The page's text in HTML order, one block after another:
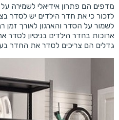
מדפים הם פתרון אידיאלי לשמירה
לזכור כי את חדר הילדים יש לסדר
לשמור על הסדר והארגון לאורך זמן
ארוכות בחדר הילדים בניסיון
גדלים הם צריכים לסדר את החדר